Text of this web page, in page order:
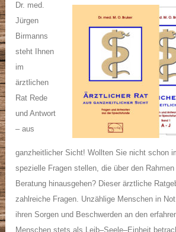
Dr. med.
Jürgen
Birmanns
steht Ihnen
im
ärztlichen
Rat Rede
und Antwort
– aus
ganzheitlicher Sicht! Wollten Sie nicht schon
spezielle Fragen stellen, die über den
Beratung hinausgehen? Dieser ärztliche
zahlreiche Fragen. Unzählige Menschen in
ihren Sorgen und Beschwerden an den
Menschen stets als Leib–Seele–Einheit